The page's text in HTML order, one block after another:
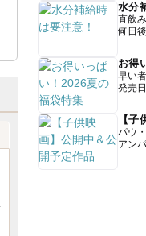
水分
直飲
何日
お得
早い
発売
【
パウ
アン